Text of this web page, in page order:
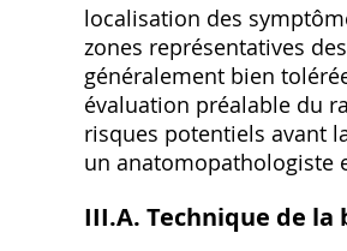
localisation des
zones représentatives
généralement bien
évaluation préalable du
risques potentiels avant
un anatomopathologiste
III.A. Technique de la